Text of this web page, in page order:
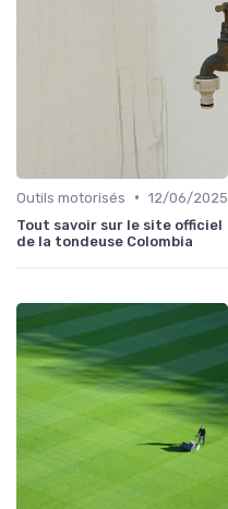
Outils motorisés • 12/06/2025
Tout savoir sur le site officiel
de la tondeuse Colombia